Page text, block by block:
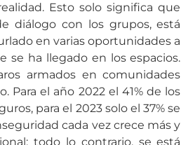
Esto solo significa que
diálogo con los grupos, está
en varias oportunidades a
se ha llegado en los espacios.
armados en comunidades
el año 2022 el 41% de los
para el 2023 solo el 37% se
cada vez crece más y
todo lo contrario, se está